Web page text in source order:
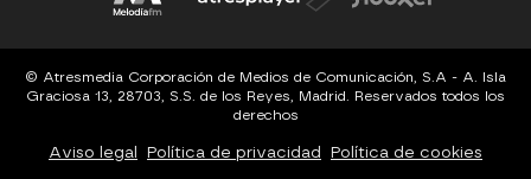
© Atresmedia Corporación de Medios de Comunicación, S.A - A. Isla
Graciosa 13, 28703, S.S. de los Reyes, Madrid. Reservados todos los
derechos
Aviso legal Política de privacidad Política de cookies